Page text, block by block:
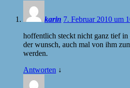
karin 7. Februar 2010 um
hoffentlich steckt nicht ganz tief in
der wunsch, auch mal von ihm
werden.
Antworten ↓